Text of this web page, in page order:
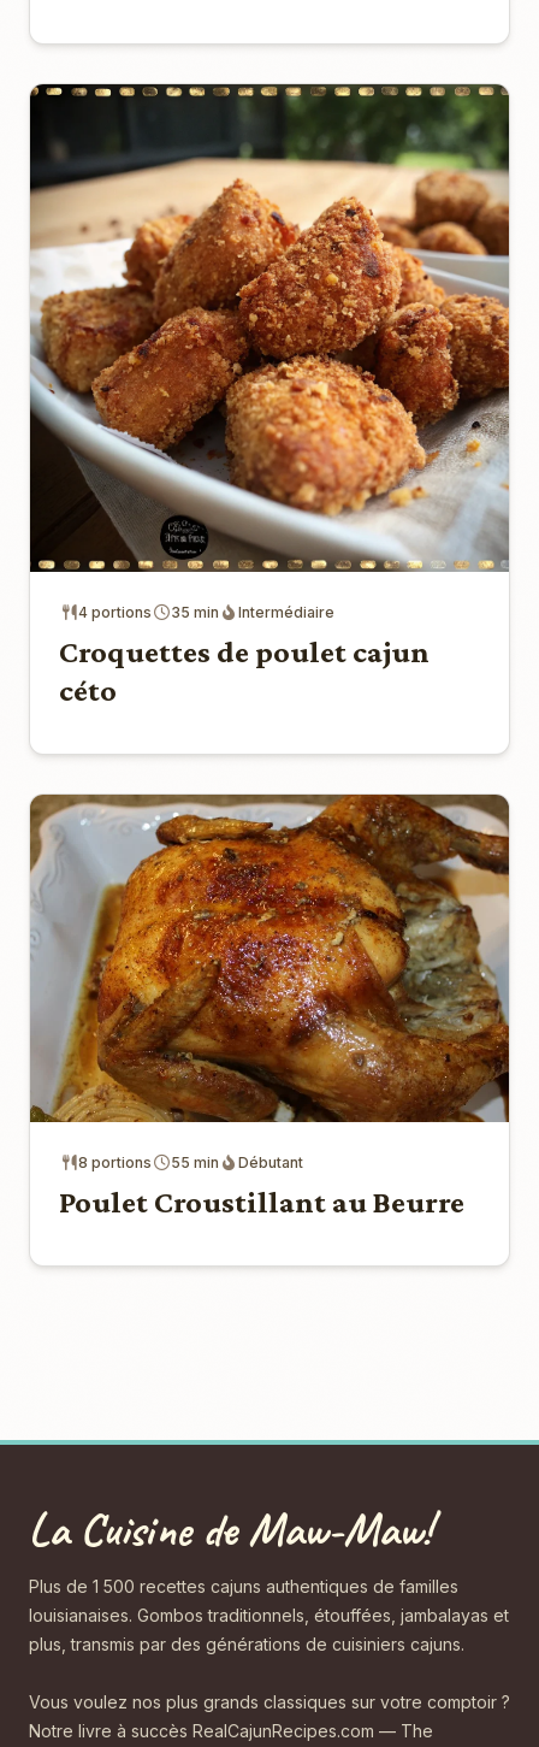
4 portions 35 min Intermédiaire
Croquettes de poulet cajun
céto
8 portions 55 min Débutant
Poulet Croustillant au Beurre
La Cuisine de Maw-Maw!
Plus de 1 500 recettes cajuns authentiques de familles
louisianaises. Gombos traditionnels, étouffées, jambalayas et
plus, transmis par des générations de cuisiniers cajuns.
Vous voulez nos plus grands classiques sur votre comptoir ?
Notre livre à succès RealCajunRecipes.com — The